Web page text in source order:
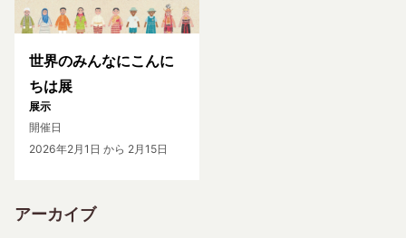
世界のみんなにこんに
ちは展
展示
開催日
2026年2月1日 から 2月15日
アーカイブ